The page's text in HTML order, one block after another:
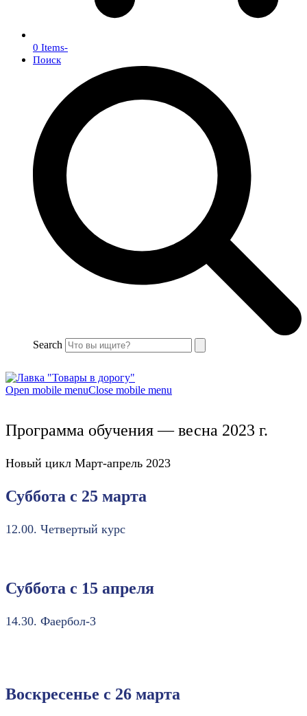
0 Items-
Поиск
Search
Open mobile menuClose mobile menu
Программа обучения — весна 2023 г.
Новый цикл Март-апрель 2023
Суббота с 25 марта
12.00. Четвертый курс
Суббота с 15 апреля
14.30. Фаербол-3
Воскресенье с 26 марта